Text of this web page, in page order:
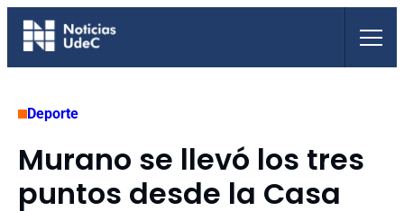
Saltar
Deporte
Murano se llevó los tres
puntos desde la Casa